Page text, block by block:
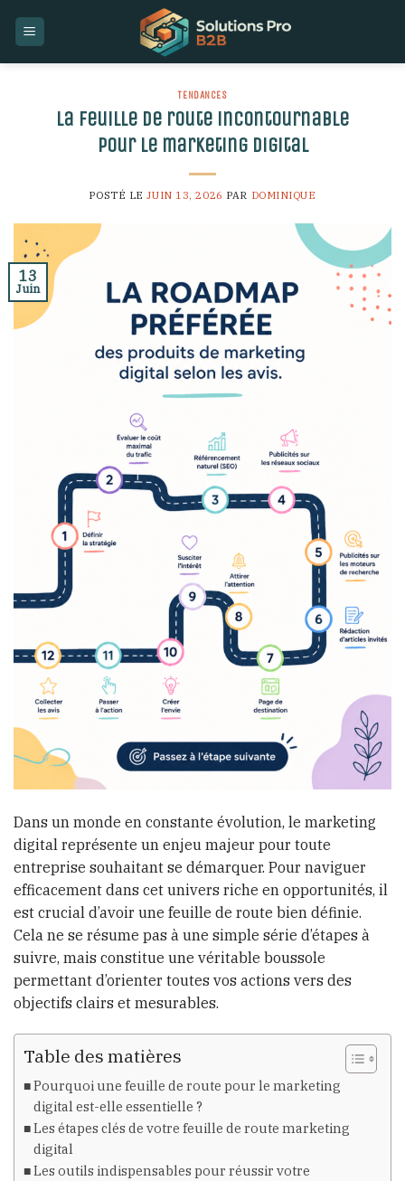
TENDANCES
La feuille de route incontournable
pour le marketing digital
POSTÉ LEJUIN 13, 2026 PAR DOMINIQUE
13
Juin
Dans un monde en constante évolution, le marketing
digital représente un enjeu majeur pour toute
entreprise souhaitant se démarquer. Pour naviguer
efficacement dans cet univers riche en opportunités, il
est crucial d’avoir une feuille de route bien définie.
Cela ne se résume pas à une simple série d’étapes à
suivre, mais constitue une véritable boussole
permettant d’orienter toutes vos actions vers des
objectifs clairs et mesurables.
Table des matières
Pourquoi une feuille de route pour le marketing
digital est-elle essentielle ?
Les étapes clés de votre feuille de route marketing
digital
Les outils indispensables pour réussir votre